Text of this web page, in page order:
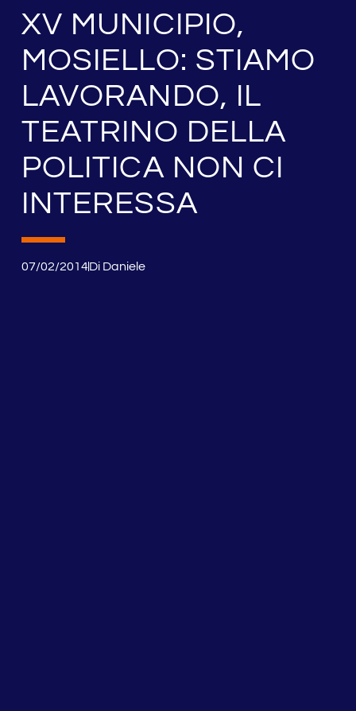
XV MUNICIPIO,
MOSIELLO: STIAMO
LAVORANDO, IL
TEATRINO DELLA
POLITICA NON CI
INTERESSA
07/02/2014DiDaniele